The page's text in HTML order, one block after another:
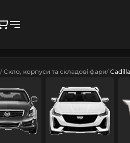
Скло, корпуси та складові фари